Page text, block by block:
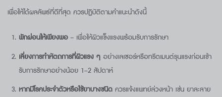
เพื่อให้ได้ผลลัพธ์ที่ดีที่สุด ควรปฏิบัติตามคำแนะนำดังนี้
พักผ่อนให้เพียงพอ – เพื่อให้ผิวแข็งแรงพร้อมรับการรักษา
เลี่ยงการทำหัตถการที่ผิวแรง ๆ อย่างเลเซอร์หรือทรีตเมนต์รุนแรงก่อนเข้า
รับการรักษาอย่างน้อย 1–2 สัปดาห์
หากมีโรคประจำตัวหรือใช้ยาบางชนิด ควรแจ้งแพทย์ล่วงหน้า เช่น ยาละลาย